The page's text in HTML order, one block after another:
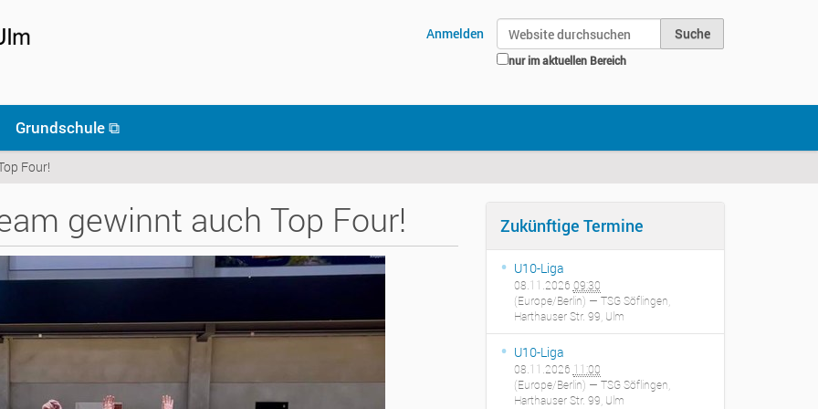
Website durchsuchen
nur im aktuellen Bereich
Anmelden
Grundschule ⧉
Four!
gewinnt auch Top Four! Zukünftige Termine
U10-Liga
08.11.2026 09:30
(Europe/Berlin) — TSG Söflingen,
Harthauser Str. 99, Ulm
U10-Liga
08.11.2026 11:00
(Europe/Berlin) — TSG Söflingen,
Harthauser Str. 99, Ulm